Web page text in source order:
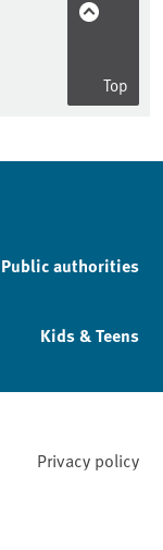
Top
Public authorities
Kids & Teens
Privacy policy